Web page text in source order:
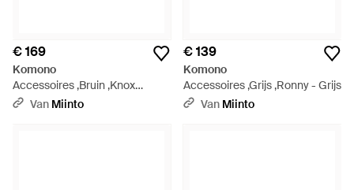
€ 169
Komono
Accessoires ,Bruin ,Knox
Zonnebrillen - Bruin
Van Miinto
€ 139
Komono
Accessoires ,Grijs ,Ronny - Grijs
Van Miinto